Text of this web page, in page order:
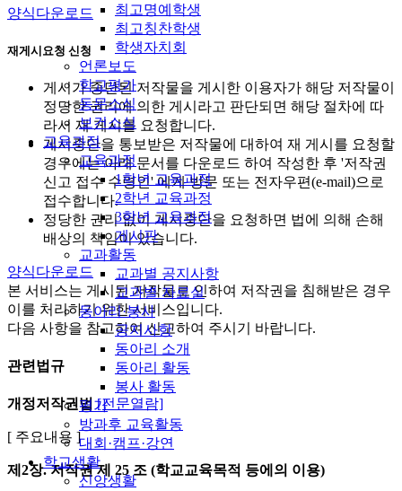
최고명예학생
최고칭찬학생
학생자치회
언론보도
학교평가
동문소식
보건소식
교육과정
교육과정
1학년 교육과정
2학년 교육과정
3학년 교육과정
게시판
교과활동
교과별 공지사항
교과별 자료실
동아리·봉사
공지사항
동아리 소개
동아리 활동
봉사 활동
평가
방과후 교육활동
대회·캠프·강연
학교생활
신앙생활
양식다운로드
재게시요청 신청
게시가 중단된 저작물을 게시한 이용자가 해당 저작물이
정당한 권리에 의한 게시라고 판단되면 해당 절차에 따
라서 재 게시를 요청합니다.
게시중단을 통보받은 저작물에 대하여 재 게시를 요청할
경우에는 아래 문서를 다운로드 하여 작성한 후 '저작권
신고 접수 수령인' 에게 방문 또는 전자우편(e-mail)으로
접수합니다.
정당한 권리 없이 게시중단을 요청하면 법에 의해 손해
배상의 책임이 있습니다.
양식다운로드
본 서비스는 게시된 저작물로 인하여 저작권을 침해받은 경우
이를 처리하기 위한 서비스입니다.
다음 사항을 참고하여 신고하여 주시기 바랍니다.
관련법규
개정저작권법 [전문열람]
[ 주요내용 ]
제2장. 저작권 제 25 조 (학교교육목적 등에의 이용)